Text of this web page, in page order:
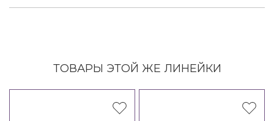
ТОВАРЫ ЭТОЙ ЖЕ ЛИНЕЙКИ